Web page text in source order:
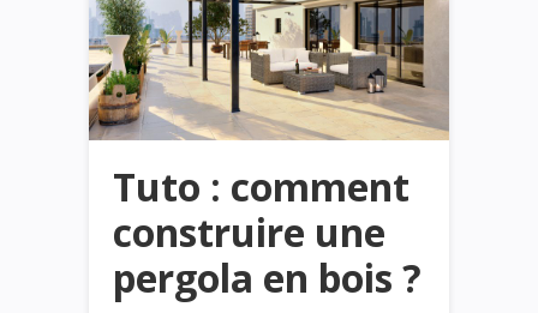
Tuto : comment
construire une
pergola en bois ?